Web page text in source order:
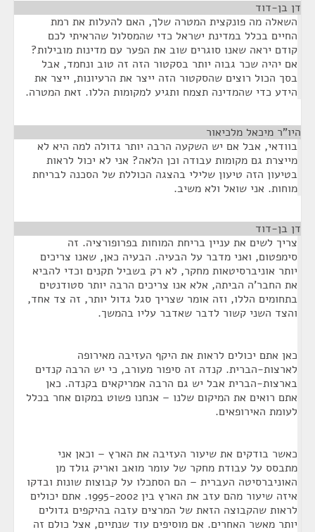
דן בן-דוד
השאלה מה פונקצית המטרה שלך, האם להעלות את רמת
החיים בכלל במדינת ישראל כדי שהמסלול שהראיתי לכם
קודם יראה שאנו סוגרים שוב את הפער עם מדינות מובילות?
אם יהיה שכר גבוה יותר בסקטור הזה זה טוב ונחמד, אבל
בסך הכול רוצים שהסקטור הזה ייצר את הרעיונות, ייצר את
הידע כדי שהמדינה תצמח ותגיע למקומות הללו. זאת המטרה.
היו"ר מיכאל מלכיאור
בוודאי, אבל אם יש השקעה הרבה יותר גדולה למה היא לא
מייצרת גם מקומות עבודה וכן הלאה? אני לא יכול לראות
בטיעון הזה טיעון שלילי בהצגה הכוללת של הסכנה לבריחת
מוחות. אני שואל ולא משיב.
דן בן-דוד
צריך לשים את עניין בריחת המוחות בפרופורציה. זה
סימפטום, ואני מדבר על הבעיה. הבעיה כאן, שאנו צריכים
יותר אוניברסיטאות מחקר, לא רק בשביל תקנים וכדי להביא
את החבר'ה הביתה, אלא אנו צריכים הרבה יותר סטודנטים
בתחומים הללו, וזה אומר שצריך סגל גדול יותר, זה צד אחד,
והצד השני קשור לדבר שאדבר עליו בהמשך.
כאן אתם יכולים לראות את היקף העזיבה מאירופה
לארצות-הברית. קנדה זה סיפור מעורב, כי יש הרבה קנדים
בארצות-הברית אבל יש גם הרבה אמריקאים בקנדה. כאן
אתם רואים את המיקום שלנו – אנחנו פשוט במקום אחר בכלל
לעומת האירופאים.
כאשר בודקים את שיעור העזיבה את הארץ – וכאן אני
מתבסס על עבודת מחקר של עומר מואב ואריק גולד מן
האוניברסיטה העברית – הם הסתכלו על קבוצות שונות ובדקו
איזה שיעור מהם עזב את הארץ בין 1995-2002. אתם יכולים
לראות שהקבוצה הזאת של המרצים עזבה בהיקפים גדולים
יותר מאשר האחרים. אם מוסיפים עוד שנתיים, אצל כולם זה